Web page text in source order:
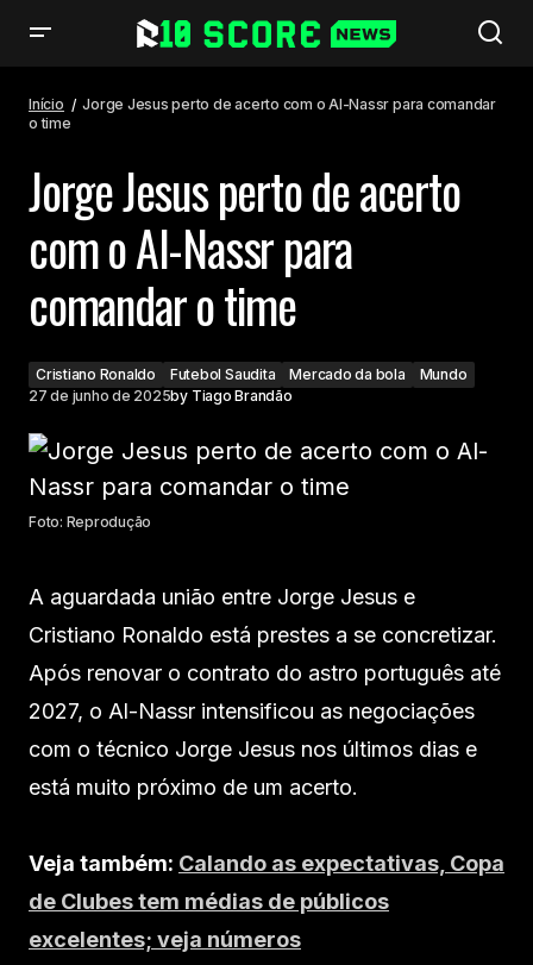
Início
Jorge Jesus perto de acerto com o Al-Nassr para comandar
o time
Jorge Jesus perto de acerto
com o Al-Nassr para
comandar o time
Cristiano Ronaldo Futebol Saudita Mercado da bola
Mundo
27 de junho de 2025by Tiago Brandão
Foto: Reprodução
A aguardada união entre Jorge Jesus e
Cristiano Ronaldo está prestes a se concretizar.
Após renovar o contrato do astro português até
2027, o Al-Nassr intensificou as negociações
com o técnico Jorge Jesus nos últimos dias e
está muito próximo de um acerto.
Veja também: Calando as expectativas, Copa
de Clubes tem médias de públicos
excelentes; veja números